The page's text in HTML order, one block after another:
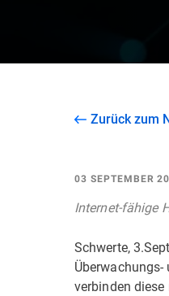
Zurück zum
03 SEPTEMBER
Internet-fähige
Schwerte,
verbinden